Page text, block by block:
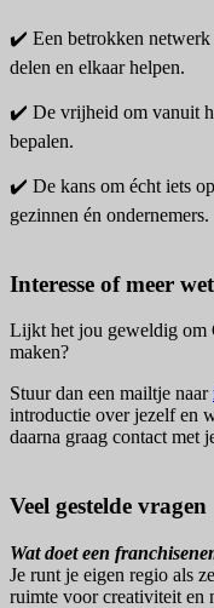
✔️ Een betrokken netwerk
delen en elkaar helpen.
✔️ De vrijheid om vanuit
bepalen.
✔️ De kans om écht iets
gezinnen én ondernemers.
Interesse of meer
Lijkt het jou geweldig om
maken?
Stuur dan een mailtje naar
introductie over jezelf en
daarna graag contact met
Veel gestelde vragen
Wat doet een
Je runt je eigen regio als
ruimte voor creativiteit en